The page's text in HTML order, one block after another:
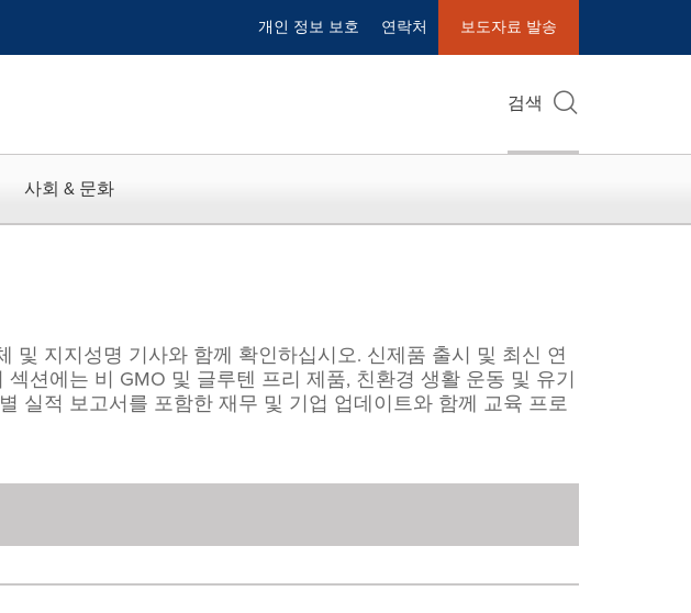
개인 정보 보호 연락처 보도자료 발송
검색
사회 & 문화
및 지지성명 기사와 함께 확인하십시오. 신제품 출시 및 최신 연
션에는 비 GMO 및 글루텐 프리 제품, 친환경 생활 운동 및 유기
실적 보고서를 포함한 재무 및 기업 업데이트와 함께 교육 프로